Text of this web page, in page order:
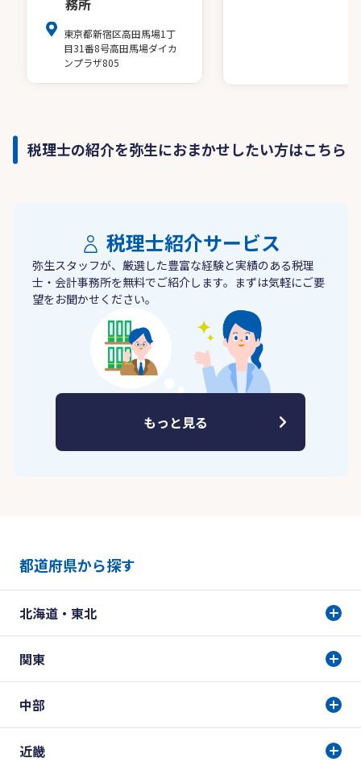
務所
東京都新宿区高田馬場1丁
目31番8号高田馬場ダイカ
ンプラザ805
税理士の紹介を弥生におまかせしたい方はこちら
税理士紹介サービス
弥生スタッフが、厳選した豊富な経験と実績のある税理
士・会計事務所を無料でご紹介します。まずは気軽にご要
望をお聞かせください。
もっと見る
都道府県から探す
北海道・東北
関東
中部
近畿